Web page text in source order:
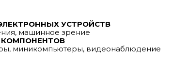
УСТРОЙСТВ
машинное зрение
миникомпьютеры, видеонаблюдение